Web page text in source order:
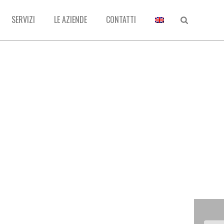
SERVIZI LE AZIENDE CONTATTI